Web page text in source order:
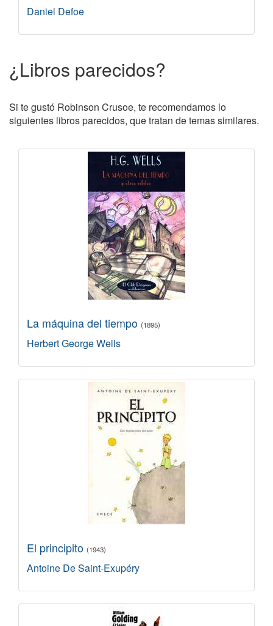
Daniel Defoe
¿Libros parecidos?
Si te gustó Robinson Crusoe, te recomendamos lo
siguientes libros parecidos, que tratan de temas similares.
La máquina del tiempo (1895)
Herbert George Wells
El principito (1943)
Antoine De Saint-Exupéry